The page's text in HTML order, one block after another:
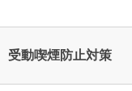
受動喫煙防止対策